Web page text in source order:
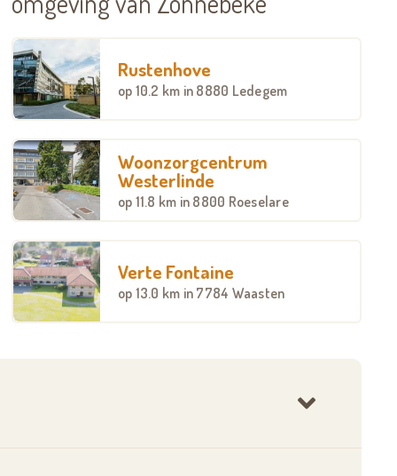
Rustenhove
op 10.2 km in 8880 Ledegem
Woonzorgcentrum
Westerlinde
op 11.8 km in 8800 Roeselare
Verte Fontaine
op 13.0 km in 7784 Waasten